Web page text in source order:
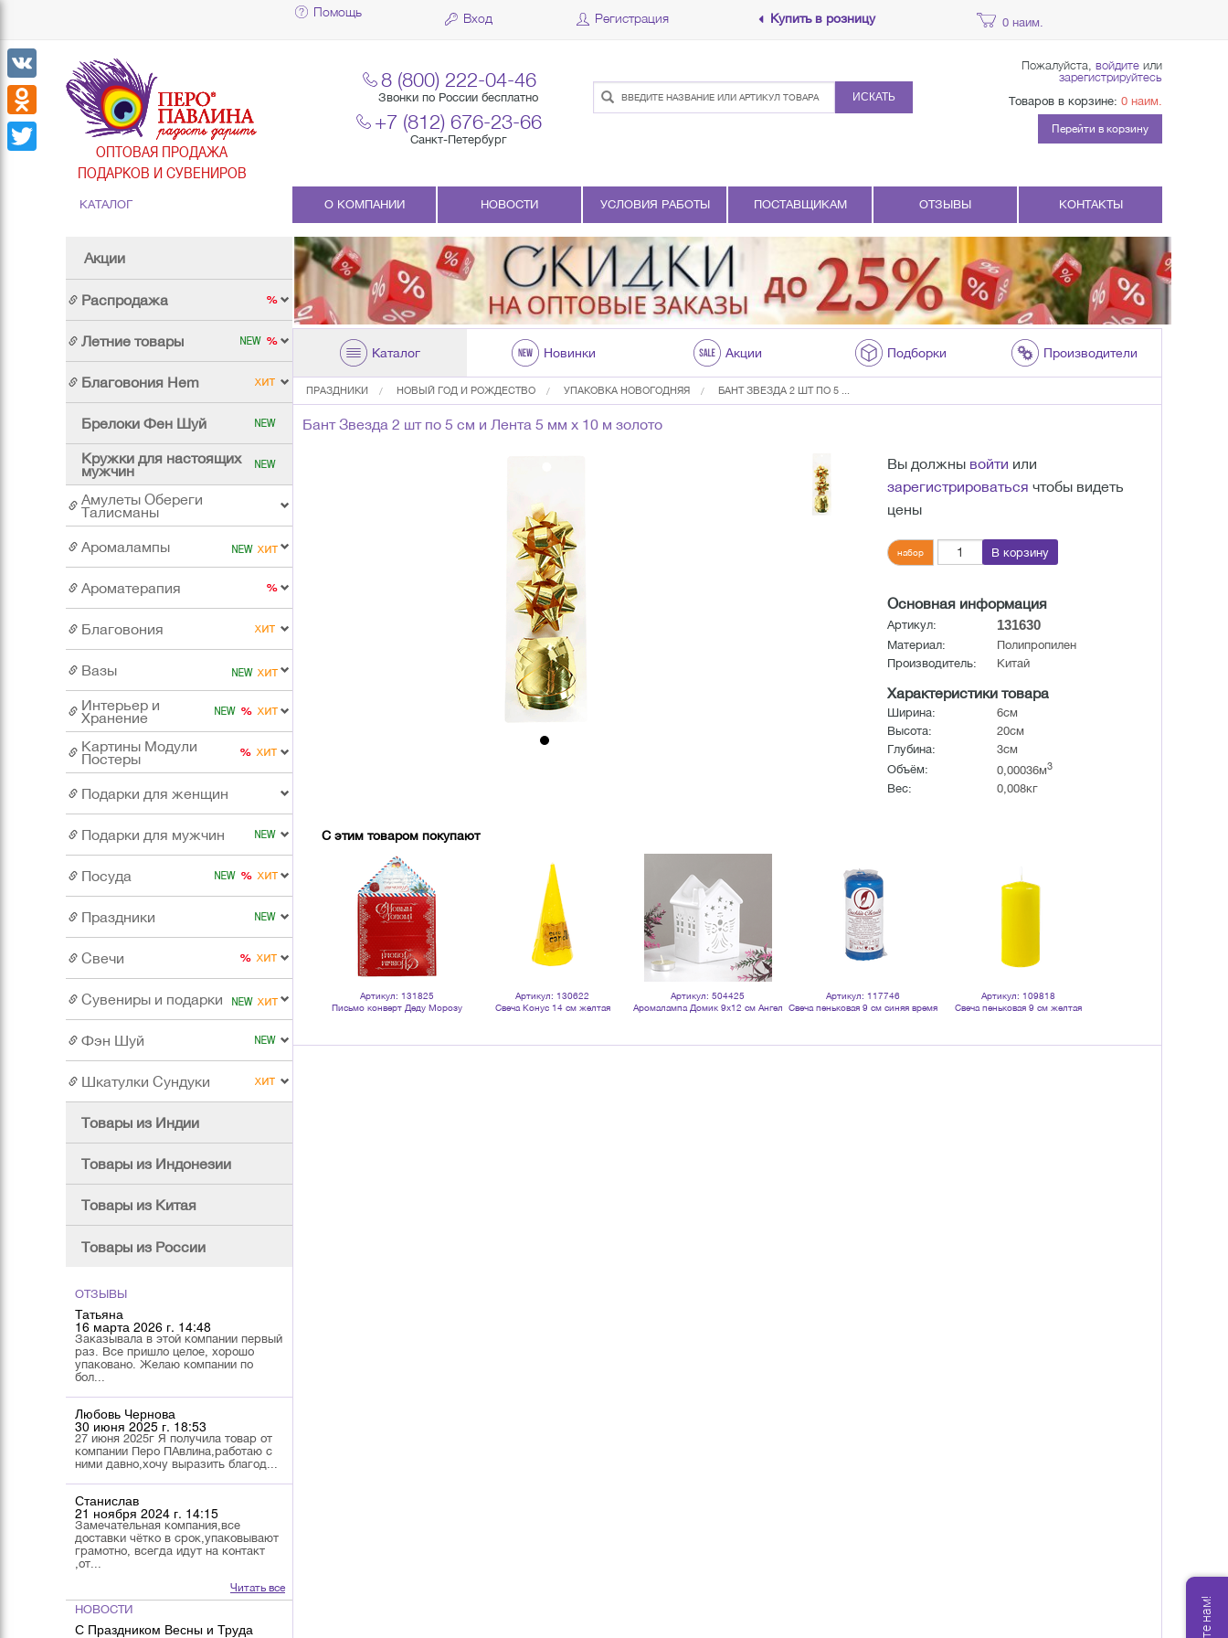
Помощь Вход Регистрация Купить в розницу 0 наим.
ОПТОВАЯ ПРОДАЖА
ПОДАРКОВ И СУВЕНИРОВ
8 (800) 222-04-46
Звонки по России бесплатно
+7 (812) 676-23-66
Санкт-Петербург
ИСКАТЬ
Пожалуйста, войдите или
зарегистрируйтесь
Товаров в корзине: 0 наим.
Перейти в корзину
КАТАЛОГ
Акции
Распродажа
Летние товары
Благовония Hem
Брелоки Фен Шуй
Кружки для настоящих
мужчин
Амулеты Обереги
Талисманы
Аромалампы
Ароматерапия
Благовония
Вазы
Интерьер и
Хранение
Картины Модули
Постеры
Подарки для женщин
Подарки для мужчин
Посуда
Праздники
Свечи
Сувениры и подарки
Фэн Шуй
Шкатулки Сундуки
Товары из Индии
Товары из Индонезии
Товары из Китая
Товары из России
ОТЗЫВЫ
Татьяна
16 марта 2026 г. 14:48
Заказывала в этой компании первый
раз. Все пришло целое, хорошо
упаковано. Желаю компании по
бол...
Любовь Чернова
30 июня 2025 г. 18:53
27 июня 2025г Я получила товар от
компании Перо ПАвлина,работаю с
ними давно,хочу выразить благод...
Станислав
21 ноября 2024 г. 14:15
Замечательная компания,все
доставки чётко в срок,упаковывают
грамотно, всегда идут на контакт
,от...
Читать все
НОВОСТИ
С Праздником Весны и Труда
О КОМПАНИИ НОВОСТИ УСЛОВИЯ РАБОТЫ ПОСТАВЩИКАМ ОТЗЫВЫ КОНТАКТЫ
Каталог Новинки Акции Подборки Производители
ПРАЗДНИКИ НОВЫЙ ГОД И РОЖДЕСТВО УПАКОВКА НОВОГОДНЯЯ БАНТ ЗВЕЗДА 2 ШТ ПО 5 ...
Бант Звезда 2 шт по 5 см и Лента 5 мм х 10 м золото
Вы должны войти или
зарегистрироваться чтобы видеть
цены
набор В корзину
Основная информация
Артикул: 131630
Материал:
Полипропилен
Производитель:
Китай
Характеристики товара
Ширина:
6см
Высота:
20см
Глубина:
3см
Объём:
0,00036м3
Вес: 0,008кг
С этим товаром покупают
Артикул: 109820
Свеча пеньковая 9 см лавандовая
время горения 11 часов
Артикул: 109775
Свеча пеньковая аромат Лаванда
9 см время горения 11 часов
Артикул: 131825
Письмо конверт Деду Морозу
Артикул: 130622
Свеча Конус 14 см желтая
Артикул: 504425
Аромалампа Домик 9х12 см Ангел
Артикул: 117746
Свеча пеньковая 9 см синяя время
Артикул: 109818
Свеча пеньковая 9 см желтая
VK
Odnoklassniki